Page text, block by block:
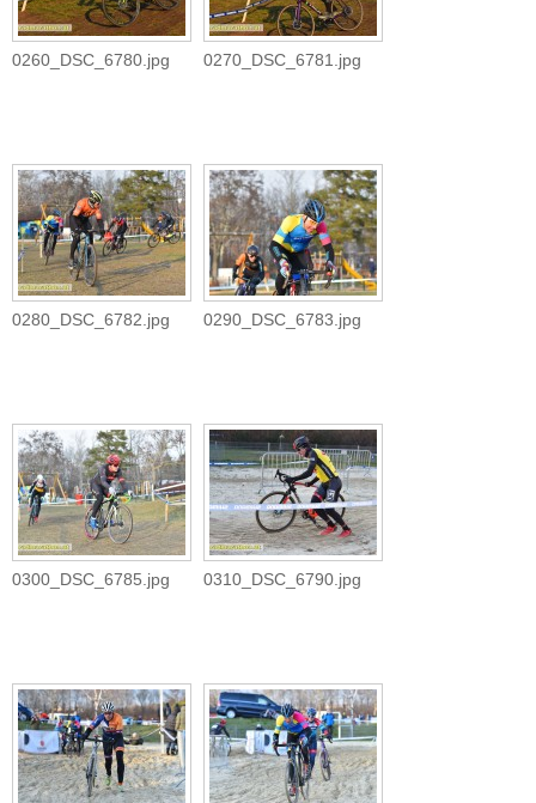
0260_DSC_6780.jpg 0270_DSC_6781.jpg
0280_DSC_6782.jpg 0290_DSC_6783.jpg
0300_DSC_6785.jpg 0310_DSC_6790.jpg